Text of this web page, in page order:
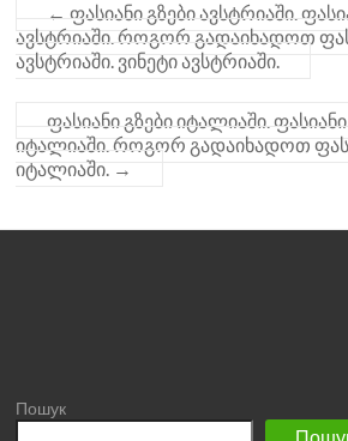
← ფასიანი გზები ავსტრიაში.
ავსტრიაში. როგორ გადაიხადოთ
ავსტრიაში. ვინეტი ავსტრიაში.
ფასიანი გზები იტალიაში.
იტალიაში. როგორ გადაიხადოთ
იტალიაში. →
Пошук